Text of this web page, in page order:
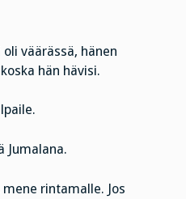
väärässä, hänen
hän hävisi.
Jumalana.
rintamalle. Jos